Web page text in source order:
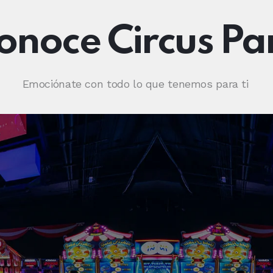
Circus
Emociónate con todo lo que tenemos para ti